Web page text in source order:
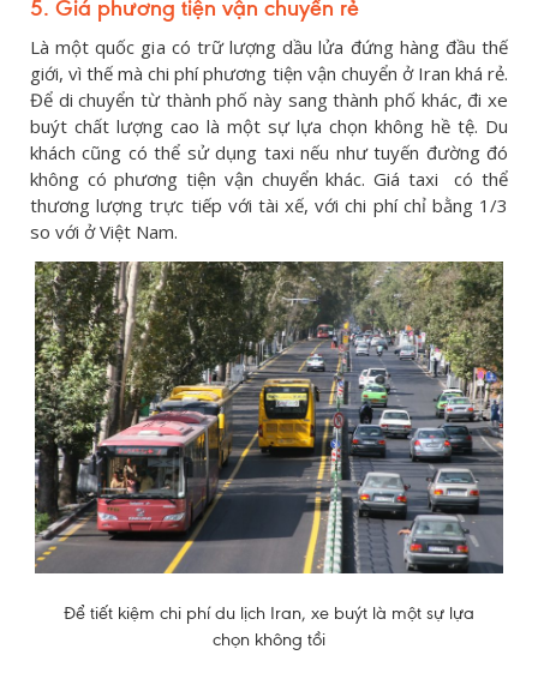
5. Giá phương tiện vận chuyển rẻ
Là một quốc gia có trữ lượng dầu lửa đứng hàng đầu thế
giới, vì thế mà chi phí phương tiện vận chuyển ở Iran khá rẻ.
Để di chuyển từ thành phố này sang thành phố khác, đi xe
buýt chất lượng cao là một sự lựa chọn không hề tệ. Du
khách cũng có thể sử dụng taxi nếu như tuyến đường đó
không có phương tiện vận chuyển khác. Giá taxi có thể
thương lượng trực tiếp với tài xế, với chi phí chỉ bằng 1/3
so với ở Việt Nam.
Để tiết kiệm chi phí du lịch Iran, xe buýt là một sự lựa
chọn không tồi